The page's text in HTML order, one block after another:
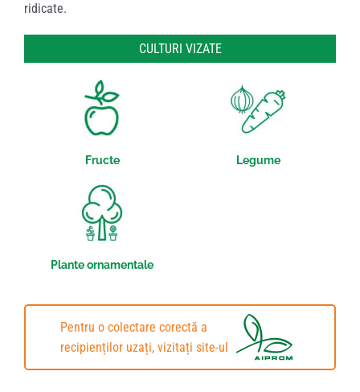
ridicate.
CULTURI VIZATE
Fructe Legume
Plante ornamentale
Pentru o colectare corectă a
recipienților uzați, vizitați site-ul